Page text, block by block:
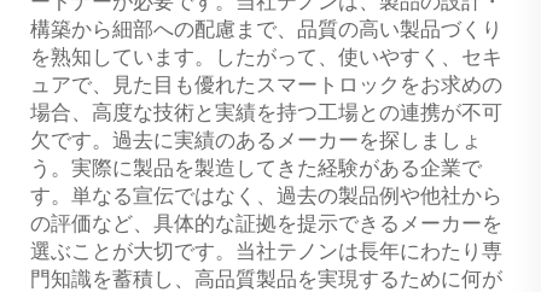
構築から細部への配慮まで、品質の高い製品づくり
を熟知しています。したがって、使いやすく、セキ
ュアで、見た目も優れたスマートロックをお求めの
場合、高度な技術と実績を持つ工場との連携が不可
欠です。過去に実績のあるメーカーを探しましょ
う。実際に製品を製造してきた経験がある企業で
す。単なる宣伝ではなく、過去の製品例や他社から
の評価など、具体的な証拠を提示できるメーカーを
選ぶことが大切です。当社テノンは長年にわたり専
門知識を蓄積し、高品質製品を実現するために何が